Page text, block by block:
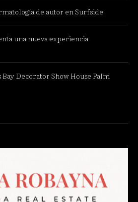
de autor en Surfside
una nueva experiencia
Decorator Show House Palm